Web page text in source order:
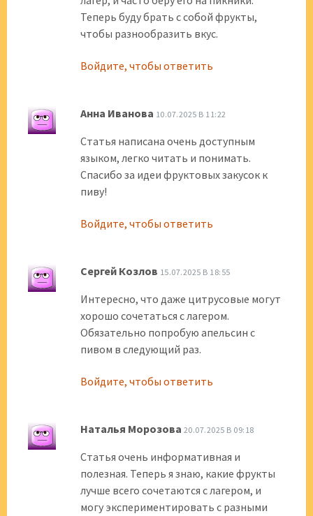
Теперь буду брать с собой фрукты,
чтобы разнообразить вкус.
Войдите, чтобы ответить
Анна Иванова 10.07.2025 В 11:22
Статья написана очень доступным
языком, легко читать и понимать.
Спасибо за идеи фруктовых закусок к
пиву!
Войдите, чтобы ответить
Сергей Козлов 15.07.2025 В 18:55
Интересно, что даже цитрусовые могут
хорошо сочетаться с лагером.
Обязательно попробую апельсин с
пивом в следующий раз.
Войдите, чтобы ответить
Наталья Морозова 20.07.2025 В 09:18
Статья очень информативная и
полезная. Теперь я знаю, какие фрукты
лучше всего сочетаются с лагером, и
могу экспериментировать с разными